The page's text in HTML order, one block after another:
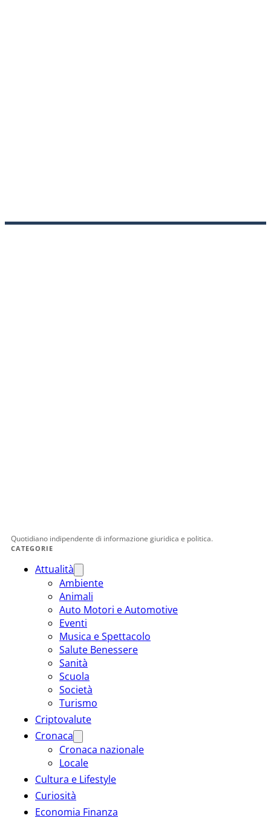
Quotidiano indipendente di informazione giuridica e politica.
CATEGORIE
Attualità
Ambiente
Animali
Auto Motori e Automotive
Eventi
Musica e Spettacolo
Salute Benessere
Sanità
Scuola
Società
Turismo
Criptovalute
Cronaca
Cronaca nazionale
Locale
Cultura e Lifestyle
Curiosità
Economia Finanza